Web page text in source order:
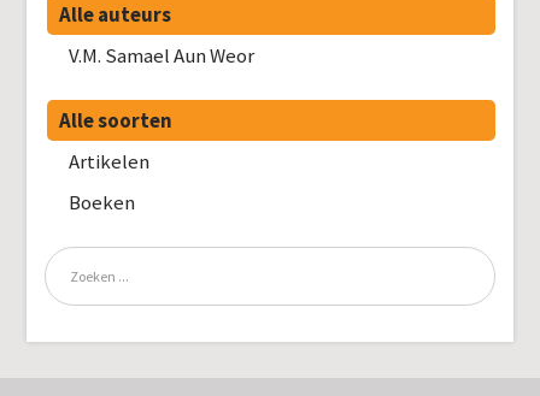
Alle auteurs
V.M. Samael Aun Weor
Alle soorten
Artikelen
Boeken